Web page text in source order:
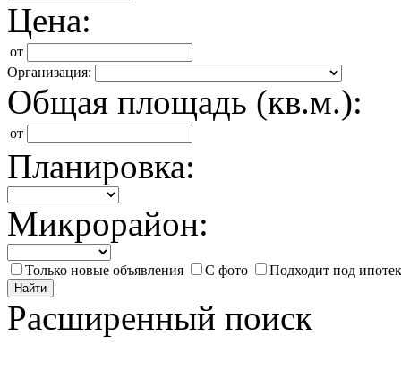
Цена:
от
Организация:
Общая площадь (кв.м.):
от
Планировка:
Микрорайон:
Только новые объявления С фото Подходит под
Найти
Расширенный поиск